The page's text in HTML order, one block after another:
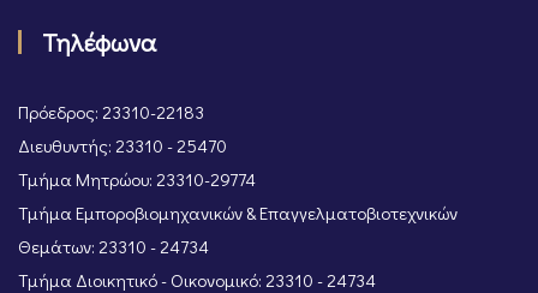
Τηλέφωνα
Πρόεδρος: 23310-22183
Διευθυντής: 23310 - 25470
Τμήμα Μητρώου: 23310-29774
Τμήμα Εμποροβιομηχανικών & Επαγγελματοβιοτεχνικών
Θεμάτων: 23310 - 24734
Τμήμα Διοικητικό - Οικονομικό: 23310 - 24734